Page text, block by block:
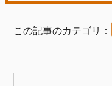
この記事のカテゴリ：